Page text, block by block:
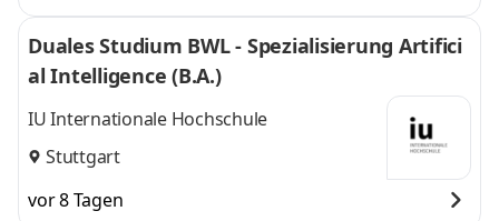
Duales Studium BWL - Spezialisierung Artifici
al Intelligence (B.A.)
IU Internationale Hochschule
Stuttgart
vor 8 Tagen